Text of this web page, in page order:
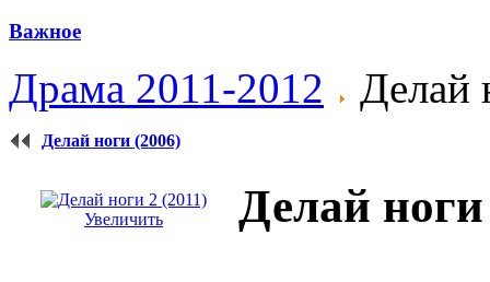
Важное
Драма 2011-2012 Делай
Делай ноги (2006)
Увеличить Делай ноги